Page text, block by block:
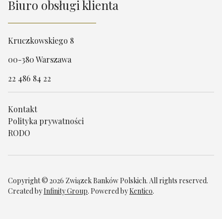
Biuro obsługi klienta
Kruczkowskiego 8
00-380 Warszawa
22 486 84 22
Kontakt
Polityka prywatności
RODO
Copyright © 2026 Związek Banków Polskich. All rights reserved.
Created byInfinity Group. Powered byKentico.